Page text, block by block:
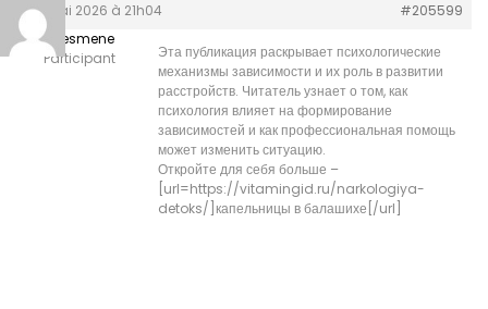
29 mai 2026 à 21h04
#205599
Brucesmene
Participant
Эта публикация раскрывает психологические
механизмы зависимости и их роль в развитии
расстройств. Читатель узнает о том, как
психология влияет на формирование
зависимостей и как профессиональная помощь
может изменить ситуацию.
Откройте для себя больше –
[url=https://vitamingid.ru/narkologiya-
detoks/]капельницы в балашихе[/url]